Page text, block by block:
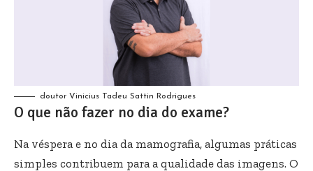
doutor Vinicius Tadeu Sattin Rodrigues
O que não fazer no dia do exame?
Na véspera e no dia da mamografia, algumas práticas
simples contribuem para a qualidade das imagens. O